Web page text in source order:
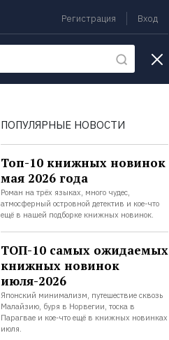
Регистрация Вход
ПОПУЛЯРНЫЕ НОВОСТИ
Топ-10 книжных новинок
мая 2026 года
Роман на трёх языках, много чудес,
атмосферный островной детектив и кое-что
ещё в нашей подборке книжных новинок.
ТОП-10 самых ожидаемых
книжных новинок
июля-2026
Японский минимализм, путешествие сквозь
Малайзию, буря в Норвегии, тоска в
Парагвае и кое-что ещё в книжных новинках
июля.